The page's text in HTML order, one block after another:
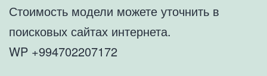
Стоимость модели можете уточнить в
поисковых сайтах интернета.
WP +994702207172